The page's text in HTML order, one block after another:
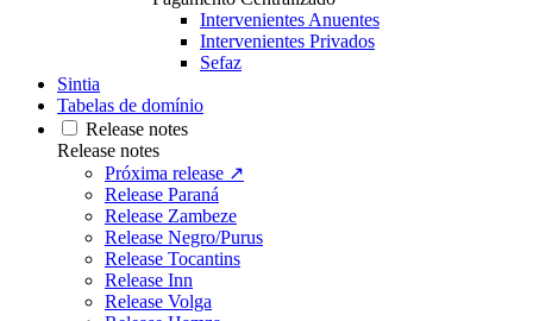
Intervenientes Anuentes
Intervenientes Privados
Sefaz
Sintia
Tabelas de domínio
Release notes
Release notes
Próxima release ↗
Release Paraná
Release Zambeze
Release Negro/Purus
Release Tocantins
Release Inn
Release Volga